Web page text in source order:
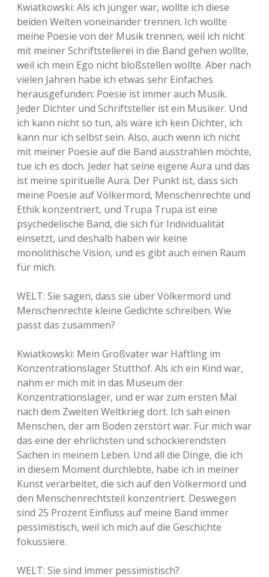
Kwiatkowski: Als ich jünger war, wollte ich diese
beiden Welten voneinander trennen. Ich wollte
meine Poesie von der Musik trennen, weil ich nicht
mit meiner Schriftstellerei in die Band gehen wollte,
weil ich mein Ego nicht bloßstellen wollte. Aber nach
vielen Jahren habe ich etwas sehr Einfaches
herausgefunden: Poesie ist immer auch Musik.
Jeder Dichter und Schriftsteller ist ein Musiker. Und
ich kann nicht so tun, als wäre ich kein Dichter, ich
kann nur ich selbst sein. Also, auch wenn ich nicht
mit meiner Poesie auf die Band ausstrahlen möchte,
tue ich es doch. Jeder hat seine eigene Aura und das
ist meine spirituelle Aura. Der Punkt ist, dass sich
meine Poesie auf Völkermord, Menschenrechte und
Ethik konzentriert, und Trupa Trupa ist eine
psychedelische Band, die sich für Individualität
einsetzt, und deshalb haben wir keine
monolithische Vision, und es gibt auch einen Raum
für mich.
WELT: Sie sagen, dass sie über Völkermord und
Menschenrechte kleine Gedichte schreiben. Wie
passt das zusammen?
Kwiatkowski: Mein Großvater war Häftling im
Konzentrationslager Stutthof. Als ich ein Kind war,
nahm er mich mit in das Museum der
Konzentrationslager, und er war zum ersten Mal
nach dem Zweiten Weltkrieg dort. Ich sah einen
Menschen, der am Boden zerstört war. Für mich war
das eine der ehrlichsten und schockierendsten
Sachen in meinem Leben. Und all die Dinge, die ich
in diesem Moment durchlebte, habe ich in meiner
Kunst verarbeitet, die sich auf den Völkermord und
den Menschenrechtsteil konzentriert. Deswegen
sind 25 Prozent Einfluss auf meine Band immer
pessimistisch, weil ich mich auf die Geschichte
fokussiere.
WELT: Sie sind immer pessimistisch?